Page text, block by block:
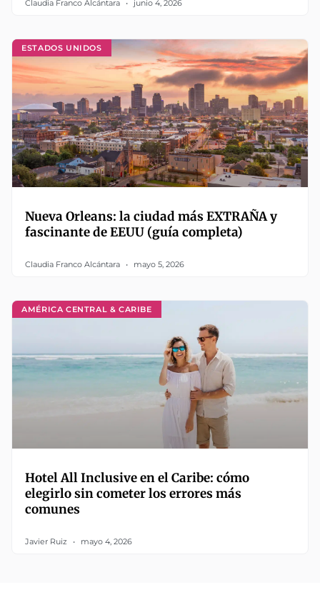
Claudia Franco Alcántara junio 4, 2026
ESTADOS UNIDOS
Nueva Orleans: la ciudad más EXTRAÑA y
fascinante de EEUU (guía completa)
Claudia Franco Alcántara mayo 5, 2026
AMÉRICA CENTRAL & CARIBE
Hotel All Inclusive en el Caribe: cómo
elegirlo sin cometer los errores más
comunes
Javier Ruiz mayo 4, 2026